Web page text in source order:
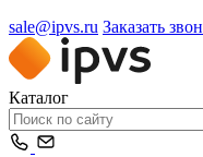
sale@ipvs.ru Заказать
Каталог